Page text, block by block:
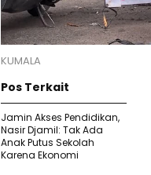
KUMALA
Pos Terkait
Jamin Akses Pendidikan,
Nasir Djamil: Tak Ada
Anak Putus Sekolah
Karena Ekonomi